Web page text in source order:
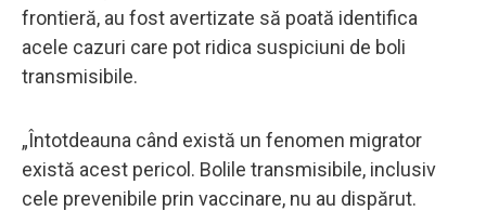
frontieră, au fost avertizate să poată identifica
acele cazuri care pot ridica suspiciuni de boli
transmisibile.
„Întotdeauna când există un fenomen migrator
există acest pericol. Bolile transmisibile, inclusiv
cele prevenibile prin vaccinare, nu au dispărut.